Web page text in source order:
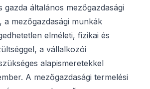
gazda általános mezőgazdasági
a mezőgazdasági munkák
elméleti, fizikai és
a vállalkozói
alapismeretekkel
A mezőgazdasági termelési